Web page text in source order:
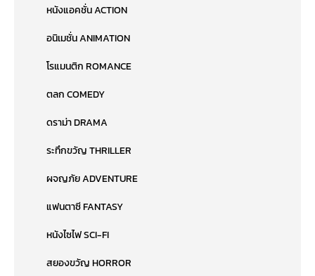
หนังแอคชั่น ACTION
อนิเมชั่น ANIMATION
โรแมนติก ROMANCE
ตลก COMEDY
ดราม่า DRAMA
ระทึกขวัญ THRILLER
ผจญภัย ADVENTURE
แฟนตาซี FANTASY
หนังไซไฟ SCI-FI
สยองขวัญ HORROR